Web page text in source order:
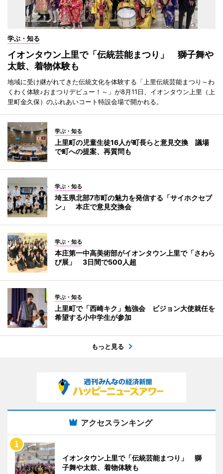
学ぶ・知る
イオンタウン上里で「伝統芸能まつり」 獅子舞や
太鼓、着物体験も
地域に受け継がれてきた伝統文化を体験する「上里伝統芸能まつり～わ
くわく体験♪おまつりデビュー！～」が8月11日、イオンタウン上里（上
里町金久保）のふれあいコート特設会場で開かれる。
学ぶ・知る
上里町の児童生徒16人が町長らと意見交換 議場
で町への提案、再質問も
学ぶ・知る
埼玉県北部7市町の魅力を発信する「サイホクセブ
ン」 本庄で意見交換会
学ぶ・知る
本庄第一中高美術部がイオンタウン上里で「さわら
び展」 3日間で500人超
学ぶ・知る
上里町で「西崎キク」勉強会 ビジョン大使就任を
希望する小中学生が参加
もっと見る
アクセスランキング
イオンタウン上里で「伝統芸能まつり」 獅
子舞や太鼓、着物体験も